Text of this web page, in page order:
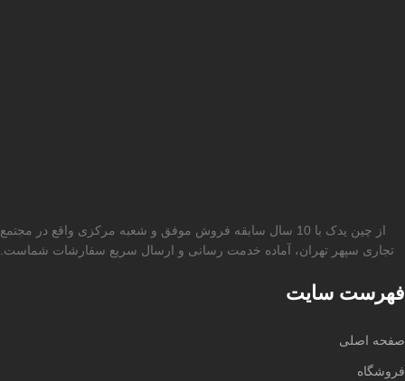
از چین یدک با 10 سال سابقه فروش موفق و شعبه مرکزی واقع در مجتمع
تجاری سپهر تهران، آماده خدمت رسانی و ارسال سریع سفارشات شماست.
فهرست سایت
صفحه اصلی
فروشگاه